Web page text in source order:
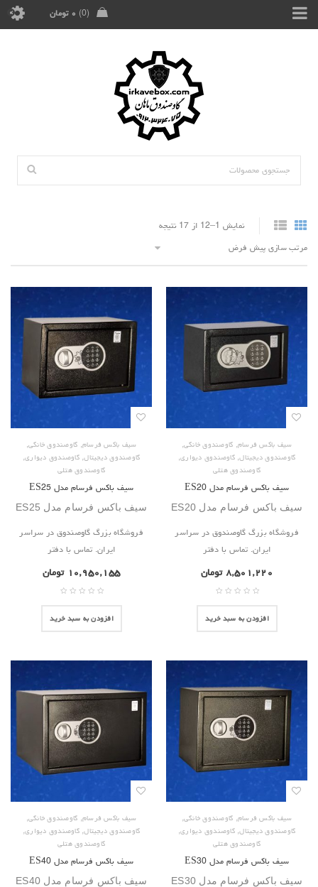
۰ تومان 0
نمایش 1–12 از 17 نتیجه
مرتب سازی پیش فرض
سیف باکس فرسام, گاوصندوق خانگی,
گاوصندوق دیجیتال,گاوصندوق دیواری,
گاوصندوق هتلی
سیف باکس فرسام مدل ES20
سیف باکس فرسام مدل ES20
فروشگاه بزرگ گاوصندوق در سراسر
ایران. تماس با دفتر
۸,۵۰۱,۲۲۰تومان
افزودن به سبد خرید
سیف باکس فرسام, گاوصندوق خانگی,
گاوصندوق دیجیتال,گاوصندوق دیواری,
گاوصندوق هتلی
سیف باکس فرسام مدل ES25
سیف باکس فرسام مدل ES25
فروشگاه بزرگ گاوصندوق در سراسر
ایران. تماس با دفتر
۱۰,۹۵۰,۱۵۵ تومان
افزودن به سبد خرید
سیف باکس فرسام, گاوصندوق خانگی,
گاوصندوق دیجیتال,گاوصندوق دیواری,
گاوصندوق هتلی
سیف باکس فرسام مدل ES30
سیف باکس فرسام مدل ES30
سیف باکس فرسام, گاوصندوق خانگی,
گاوصندوق دیجیتال,گاوصندوق دیواری,
گاوصندوق هتلی
سیف باکس فرسام مدل ES40
سیف باکس فرسام مدل ES40